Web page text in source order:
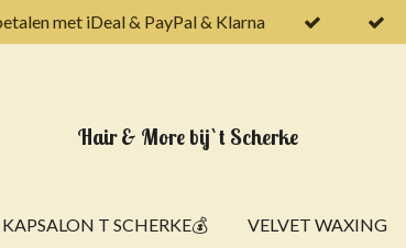
met iDeal & PayPal & Klarna
Hair & More bij `t Scherke
KAPSALON T SCHERKE💰 VELVET WAXING